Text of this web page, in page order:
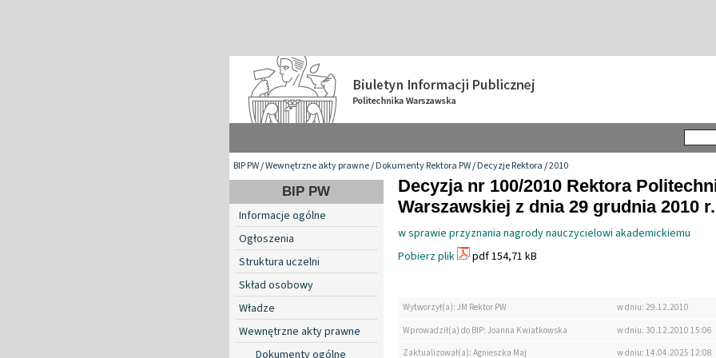
BIP PW/Wewnętrzne akty prawne/Dokumenty Rektora PW/Decyzje Rektora/2010
BIP PW
Informacje ogólne
Ogłoszenia
Struktura uczelni
Skład osobowy
Władze
Wewnętrzne akty prawne
Dokumenty ogólne
Decyzja nr 100/2010 Rektora
Warszawskiej z dnia 29 grudnia 2010 r.
w sprawie przyznania nagrody nauczycielowi akademickiemu
Pobierz plik
pdf 154,71 kB
Wytworzył(a): JM Rektor PW
w dniu: 29.12.2010
Wprowadził(a) do BIP: Joanna Kwiatkowska
w dniu: 30.12.2010 15:06
Zaktualizował(a): Agnieszka Maj
w dniu: 14.04.2025 12:08